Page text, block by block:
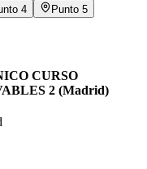
4 Punto 5
CURSO
2 (Madrid)